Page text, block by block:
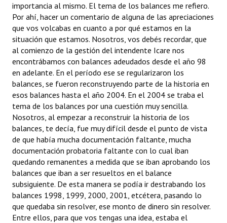
importancia al mismo. El tema de los balances me refiero.
Por ahí, hacer un comentario de alguna de las apreciaciones
que vos volcabas en cuanto a por qué estamos en la
situación que estamos. Nosotros, vos debés recordar, que
al comienzo de la gestión del intendente Icare nos
encontrábamos con balances adeudados desde el año 98
en adelante. En el período ese se regularizaron los
balances, se fueron reconstruyendo parte de la historia en
esos balances hasta el año 2004. En el 2004 se traba el
tema de los balances por una cuestión muy sencilla.
Nosotros, al empezar a reconstruir la historia de los
balances, te decía, fue muy difícil desde el punto de vista
de que había mucha documentación faltante, mucha
documentación probatoria faltante con lo cual iban
quedando remanentes a medida que se iban aprobando los
balances que iban a ser resueltos en el balance
subsiguiente. De esta manera se podía ir destrabando los
balances 1998, 1999, 2000, 2001, etcétera, pasando lo
que quedaba sin resolver, ese monto de dinero sin resolver.
Entre ellos, para que vos tengas una idea, estaba el